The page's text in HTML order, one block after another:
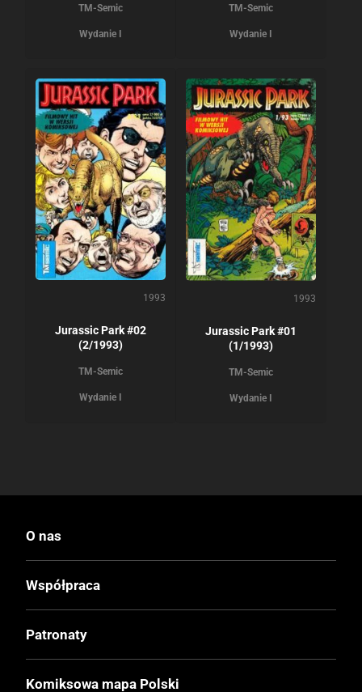
TM-Semic
Wydanie I
TM-Semic
Wydanie I
1993
Jurassic Park #02
(2/1993)
TM-Semic
Wydanie I
1993
Jurassic Park #01
(1/1993)
TM-Semic
Wydanie I
O nas
Współpraca
Patronaty
Komiksowa mapa Polski